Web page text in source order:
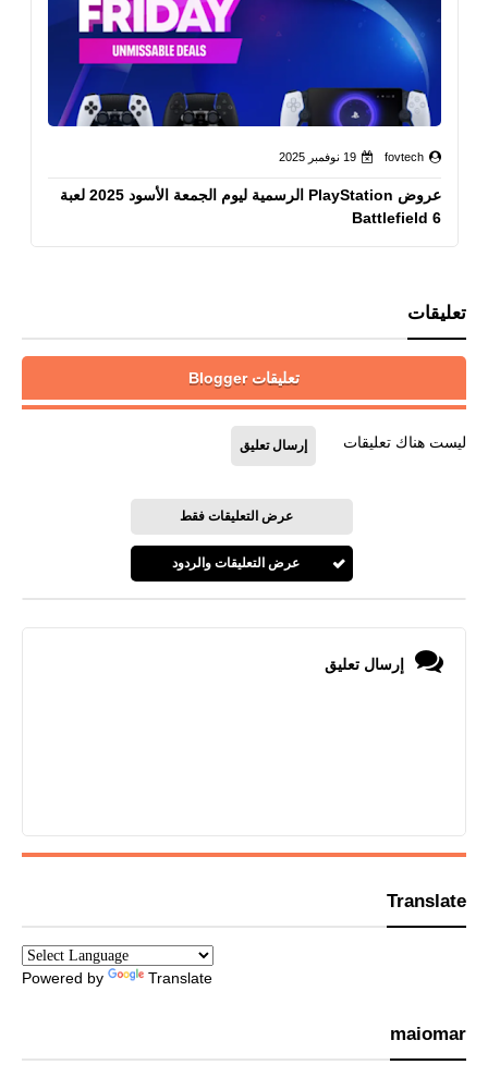
fovtech 19 نوفمبر 2025
عروض PlayStation الرسمية ليوم الجمعة الأسود 2025 لعبة
Battlefield 6
تعليقات
تعليقات Blogger
ليست هناك تعليقات إرسال تعليق
عرض التعليقات فقط
عرض التعليقات والردود
إرسال تعليق
Translate
Powered by Translate
maiomar